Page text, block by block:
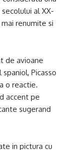
al XX-
renumite si
de avioane
Picasso
o reactie.
accent pe
sugerand
in pictura cu